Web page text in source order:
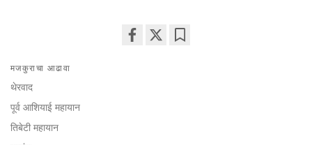
मजकुराचा आढावा
थेरवाद
पूर्व आशियाई महायान
तिबेटी महायान